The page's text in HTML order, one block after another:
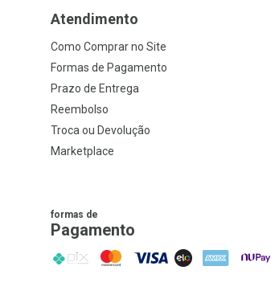
Atendimento
Como Comprar no Site
Formas de Pagamento
Prazo de Entrega
Reembolso
Troca ou Devolução
Marketplace
formas de
Pagamento
PIX MasterCard
VISA ELO AMEX NuPay